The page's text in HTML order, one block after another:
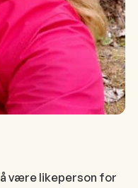
å være likeperson for